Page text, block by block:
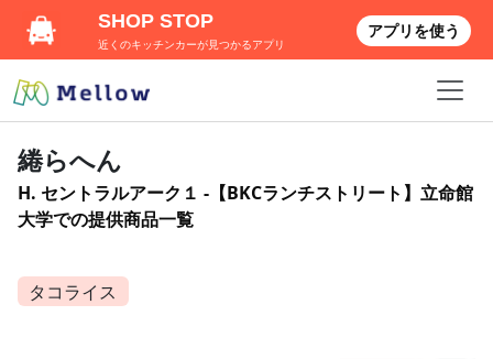
綣らへん
H. セントラルアーク１ -【BKCランチストリート】立命館
大学での提供商品一覧
タコライス
SHOP STOP
近くのキッチンカーが見つかるアプリ
アプリを使う